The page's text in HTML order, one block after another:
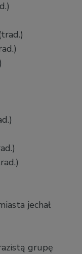
jechał
grupę